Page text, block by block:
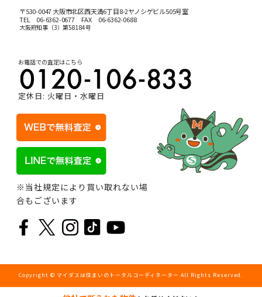
〒530-0047 大阪市北区西天満6丁目8-2ヤノシゲビル505号室
TEL 06-6362-0677FAX 06-6362-0688
大阪府知事（3）第58184号
お電話での査定はこちら
定休日: 火曜日・水曜日
※当社規定により買い取れない場
合もございます
Copyright © マイダスは住まいのトータルコーディネーター All Rights Reserved.